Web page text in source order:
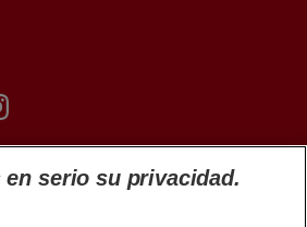
en serio su privacidad.